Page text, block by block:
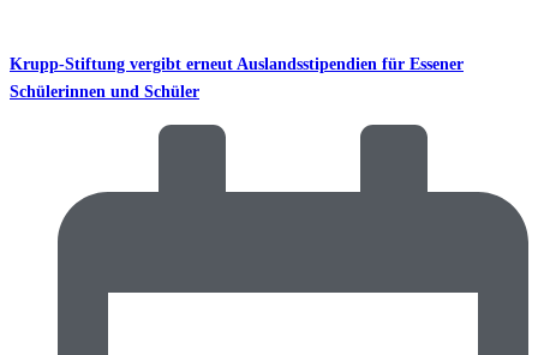
Krupp-Stiftung vergibt erneut Auslandsstipendien für Essener
Schülerinnen und Schüler